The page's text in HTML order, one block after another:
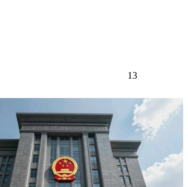
13